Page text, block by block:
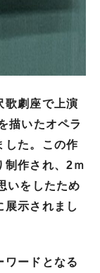
劇座で上演
描いたオペラ
した。この作
制作され、2ｍ
いをしたため
展示されまし
ードとなる